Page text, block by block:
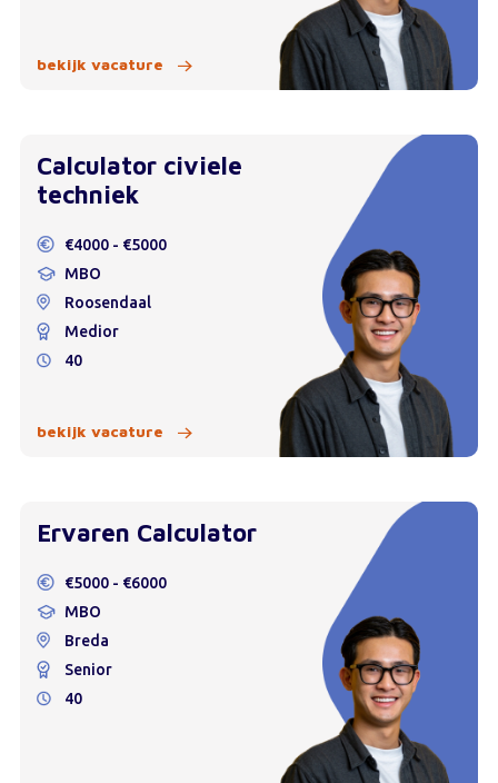
bekijk vacature
Calculator civiele
techniek
€4000 - €5000
MBO
Roosendaal
Medior
40
bekijk vacature
Ervaren Calculator
€5000 - €6000
MBO
Breda
Senior
40